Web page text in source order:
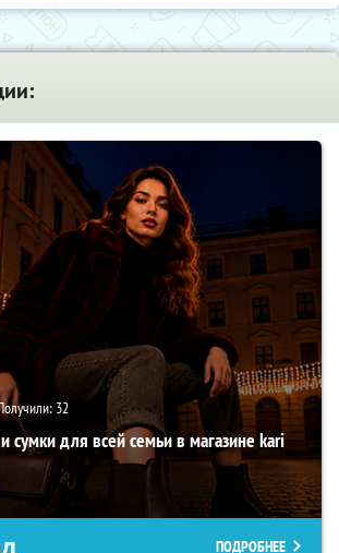
32
сумки для всей семьи в магазине kari
ПОДРОБНЕЕ